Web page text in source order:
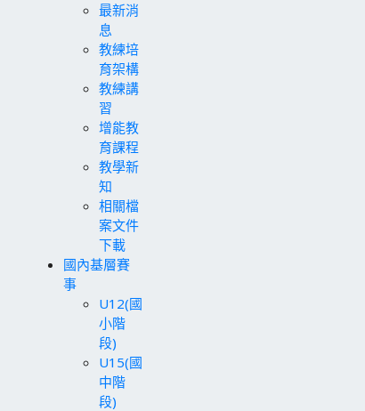
最新消
息
教練培
育架構
教練講
習
增能教
育課程
教學新
知
相關檔
案文件
下載
國內基層賽
事
U12(國
小階
段)
U15(國
中階
段)